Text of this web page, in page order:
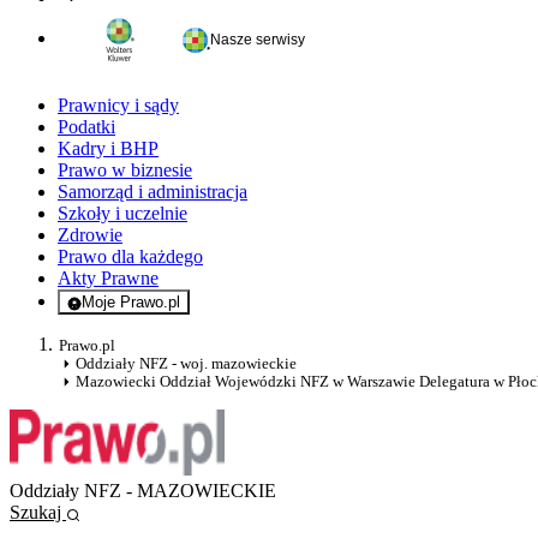
Nasze serwisy
Prawnicy i sądy
Podatki
Kadry i BHP
Prawo w biznesie
Samorząd i administracja
Szkoły i uczelnie
Zdrowie
Prawo dla każdego
Akty Prawne
Moje Prawo.pl
- rejestracja i logowanie do serwisu
Prawo.pl
Oddziały NFZ - woj. mazowieckie
Mazowiecki Oddział Wojewódzki NFZ w Warszawie Delegatura w
Oddziały NFZ - MAZOWIECKIE
Szukaj